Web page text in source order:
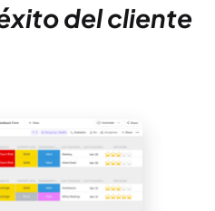
del cliente